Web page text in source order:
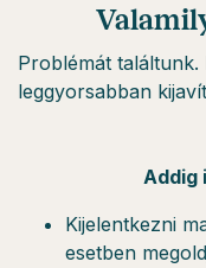
Problémát
leggyorsabban
Addig
Kijelentkezni
esetben